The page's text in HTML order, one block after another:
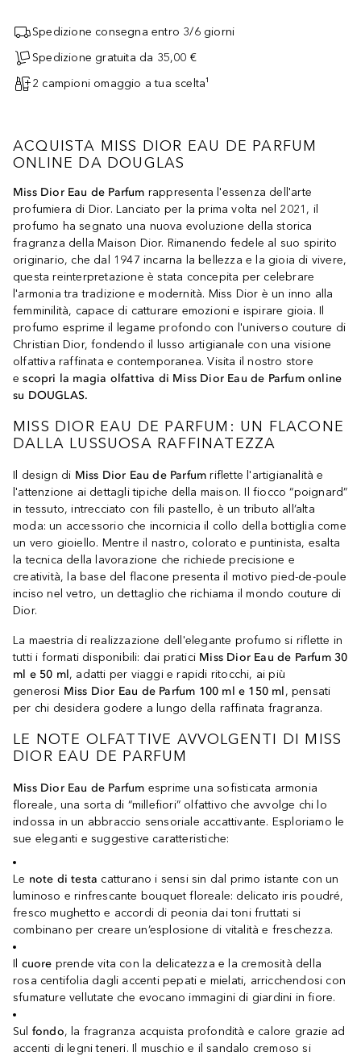
Spedizione consegna entro 3/6 giorni
Spedizione gratuita da 35,00 €
2 campioni omaggio a tua scelta¹
ACQUISTA MISS DIOR EAU DE PARFUM
ONLINE DA DOUGLAS
Miss Dior Eau de Parfum rappresenta l'essenza dell'arte
profumiera di Dior. Lanciato per la prima volta nel 2021, il
profumo ha segnato una nuova evoluzione della storica
fragranza della Maison Dior. Rimanendo fedele al suo spirito
originario, che dal 1947 incarna la bellezza e la gioia di vivere,
questa reinterpretazione è stata concepita per celebrare
l'armonia tra tradizione e modernità. Miss Dior è un inno alla
femminilità, capace di catturare emozioni e ispirare gioia. Il
profumo esprime il legame profondo con l'universo couture di
Christian Dior, fondendo il lusso artigianale con una visione
olfattiva raffinata e contemporanea. Visita il nostro store
escopri la magia olfattiva di Miss Dior Eau de Parfum online
su DOUGLAS.
MISS DIOR EAU DE PARFUM: UN FLACONE
DALLA LUSSUOSA RAFFINATEZZA
Il design di Miss Dior Eau de Parfum riflette l'artigianalità e
l'attenzione ai dettagli tipiche della maison. Il fiocco “poignard”
in tessuto, intrecciato con fili pastello, è un tributo all’alta
moda: un accessorio che incornicia il collo della bottiglia come
un vero gioiello. Mentre il nastro, colorato e puntinista, esalta
la tecnica della lavorazione che richiede precisione e
creatività, la base del flacone presenta il motivo pied-de-poule
inciso nel vetro, un dettaglio che richiama il mondo couture di
Dior.
La maestria di realizzazione dell'elegante profumo si riflette in
tutti i formati disponibili: dai pratici Miss Dior Eau de Parfum 30
ml e 50 ml, adatti per viaggi e rapidi ritocchi, ai più
generosi Miss Dior Eau de Parfum 100 ml e 150 ml, pensati
per chi desidera godere a lungo della raffinata fragranza.
LE NOTE OLFATTIVE AVVOLGENTI DI MISS
DIOR EAU DE PARFUM
Miss Dior Eau de Parfum esprime una sofisticata armonia
floreale, una sorta di “millefiori” olfattivo che avvolge chi lo
indossa in un abbraccio sensoriale accattivante. Esploriamo le
sue eleganti e suggestive caratteristiche:
Le note di testa catturano i sensi sin dal primo istante con un
luminoso e rinfrescante bouquet floreale: delicato iris poudré,
fresco mughetto e accordi di peonia dai toni fruttati si
combinano per creare un’esplosione di vitalità e freschezza.
Il cuore prende vita con la delicatezza e la cremosità della
rosa centifolia dagli accenti pepati e mielati, arricchendosi con
sfumature vellutate che evocano immagini di giardini in fiore.
Sul fondo, la fragranza acquista profondità e calore grazie ad
accenti di legni teneri. Il muschio e il sandalo cremoso si